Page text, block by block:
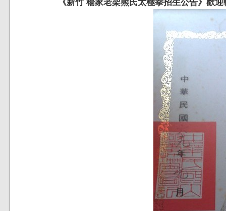
《新竹 楊家老架熊氏太極拳招生公告》歡迎